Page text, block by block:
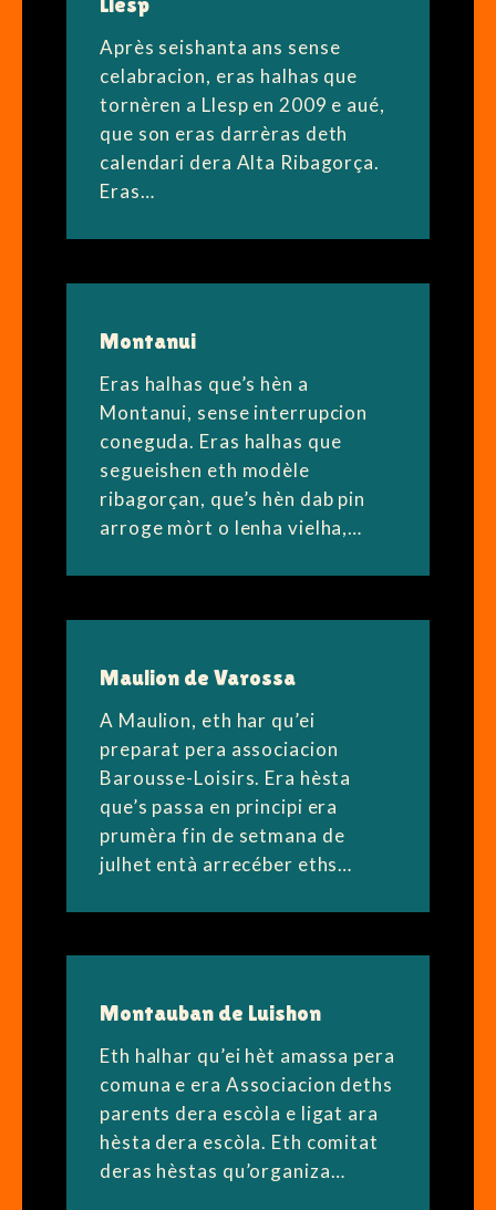
Après seishanta ans sense
celabracion, eras halhas que
tornèren a Llesp en 2009 e aué,
que son eras darrèras deth
calendari dera Alta Ribagorça.
Eras…
Montanui
Eras halhas que’s hèn a
Montanui, sense interrupcion
coneguda. Eras halhas que
segueishen eth modèle
ribagorçan, que’s hèn dab pin
arroge mòrt o lenha vielha,…
Maulion de Varossa
A Maulion, eth har qu’ei
preparat pera associacion
Barousse-Loisirs. Era hèsta
que’s passa en principi era
prumèra fin de setmana de
julhet entà arrecéber eths…
Montauban de Luishon
Eth halhar qu’ei hèt amassa pera
comuna e era Associacion deths
parents dera escòla e ligat ara
hèsta dera escòla. Eth comitat
deras hèstas qu’organiza…